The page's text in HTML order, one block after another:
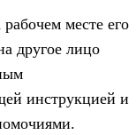
месте его
другое лицо
инструкцией и